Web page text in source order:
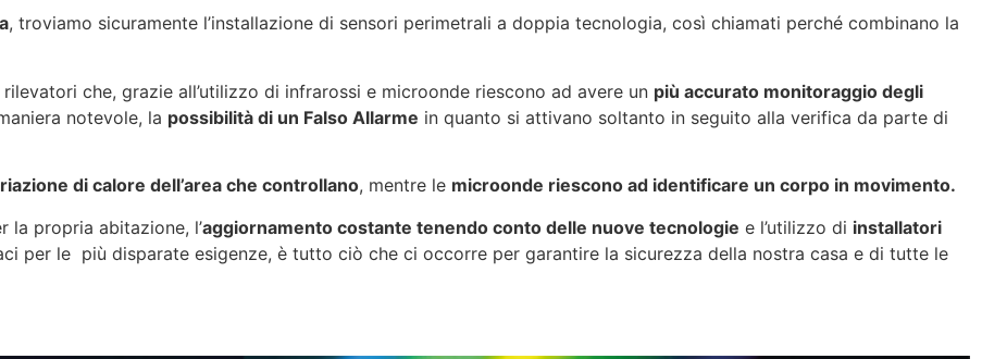
, troviamo sicuramente l’installazione di sensori perimetrali a doppia tecnologia, così chiamati perché combinano la
rilevatori che, grazie all’utilizzo di infrarossi e microonde riescono ad avere un più accurato monitoraggio degli
notevole, la possibilità di un Falso Allarme in quanto si attivano soltanto in seguito alla verifica da parte di
di calore dell’area che controllano, mentre le microonde riescono ad identificare un corpo in movimento.
la propria abitazione, l’aggiornamento costante tenendo conto delle nuove tecnologie e l’utilizzo di installatori
per le più disparate esigenze, è tutto ciò che ci occorre per garantire la sicurezza della nostra casa e di tutte le